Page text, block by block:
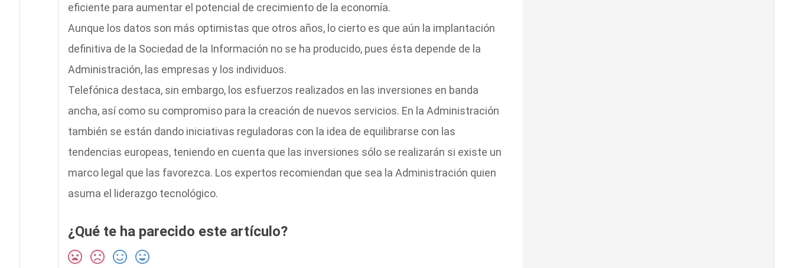
eficiente para aumentar el potencial de crecimiento de la economía.
Aunque los datos son más optimistas que otros años, lo cierto es que aún la implantación
definitiva de la Sociedad de la Información no se ha producido, pues ésta depende de la
Administración, las empresas y los individuos.
Telefónica destaca, sin embargo, los esfuerzos realizados en las inversiones en banda
ancha, así como su compromiso para la creación de nuevos servicios. En la Administración
también se están dando iniciativas reguladoras con la idea de equilibrarse con las
tendencias europeas, teniendo en cuenta que las inversiones sólo se realizarán si existe un
marco legal que las favorezca. Los expertos recomiendan que sea la Administración quien
asuma el liderazgo tecnológico.
¿Qué te ha parecido este artículo?